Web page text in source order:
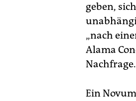
geben,
„nach
Alama
Nachfrage.
Ein